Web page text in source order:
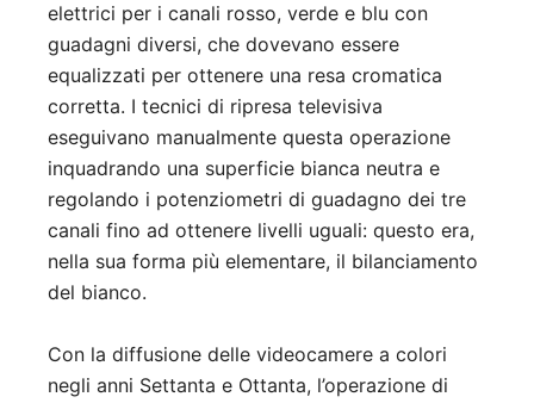
elettrici per i canali rosso, verde e blu con
guadagni diversi, che dovevano essere
equalizzati per ottenere una resa cromatica
corretta. I tecnici di ripresa televisiva
eseguivano manualmente questa operazione
inquadrando una superficie bianca neutra e
regolando i potenziometri di guadagno dei tre
canali fino ad ottenere livelli uguali: questo era,
nella sua forma più elementare, il bilanciamento
del bianco.
Con la diffusione delle videocamere a colori
negli anni Settanta e Ottanta, l’operazione di